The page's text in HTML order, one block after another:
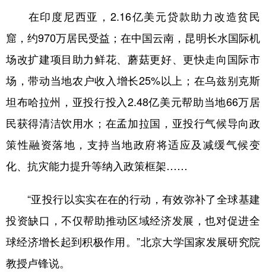
在印度尼西亚，2.16亿美元贷款助力改造贫民
窟，约970万居民受益；在中国云南，昆明长水国际机
场改扩建项目助力鲜花、蘑菇更好、更快走向国际市
场，带动当地农户收入增长25%以上；在乌兹别克斯
坦布哈拉州，亚投行投入2.48亿美元帮助当地66万居
民获得清洁饮用水；在孟加拉国，亚投行气候导向政
策性融资落地，支持当地政府将适应及减缓气候变
化、抗灾能力提升等纳入政策框架……
“亚投行以实实在在的行动，有效弥补了全球基建
投资缺口，不仅帮助推动区域经济发展，也对促进全
球经济增长起到积极作用。”北京大学国家发展研究院
教授卢锋说。